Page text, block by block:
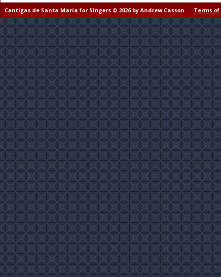
Cantigas de Santa Maria for Singers © 2026 by Andrew Casson Terms of